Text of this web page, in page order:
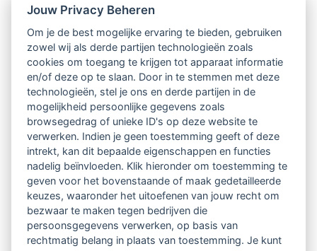
Nieuwsbrief
Ontvang 10 x per jaar de LVSC-
relatienieuwsbrief met o.a.:
vrij toegankelijke TsvB-artikelen
nieuws op het vlak van professioneel
begeleiden
informatie over LVSC-activiteiten
Aanmelden nieuwsbrief
Jouw Privacy Beheren
Om je de best mogelijke ervaring te bieden, gebruiken
zowel wij als derde partijen technologieën zoals
cookies om toegang te krijgen tot apparaat informatie
en/of deze op te slaan. Door in te stemmen met deze
technologieën, stel je ons en derde partijen in de
mogelijkheid persoonlijke gegevens zoals
browsegedrag of unieke ID's op deze website te
verwerken. Indien je geen toestemming geeft of deze
intrekt, kan dit bepaalde eigenschappen en functies
nadelig beïnvloeden. Klik hieronder om toestemming te
geven voor het bovenstaande of maak gedetailleerde
keuzes, waaronder het uitoefenen van jouw recht om
bezwaar te maken tegen bedrijven die
persoonsgegevens verwerken, op basis van
rechtmatig belang in plaats van toestemming. Je kunt